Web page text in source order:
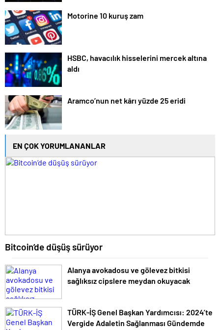
Motorine 10 kuruş zam
HSBC, havacılık hisselerini mercek altına
aldı
Aramco’nun net kârı yüzde 25 eridi
EN ÇOK YORUMLANANLAR
Bitcoin’de düşüş sürüyor
Alanya avokadosu ve gölevez bitkisi
sağlıksız cipslere meydan okuyacak
TÜRK-İŞ Genel Başkan Yardımcısı: 2024’te
Vergide Adaletin Sağlanması Gündemde